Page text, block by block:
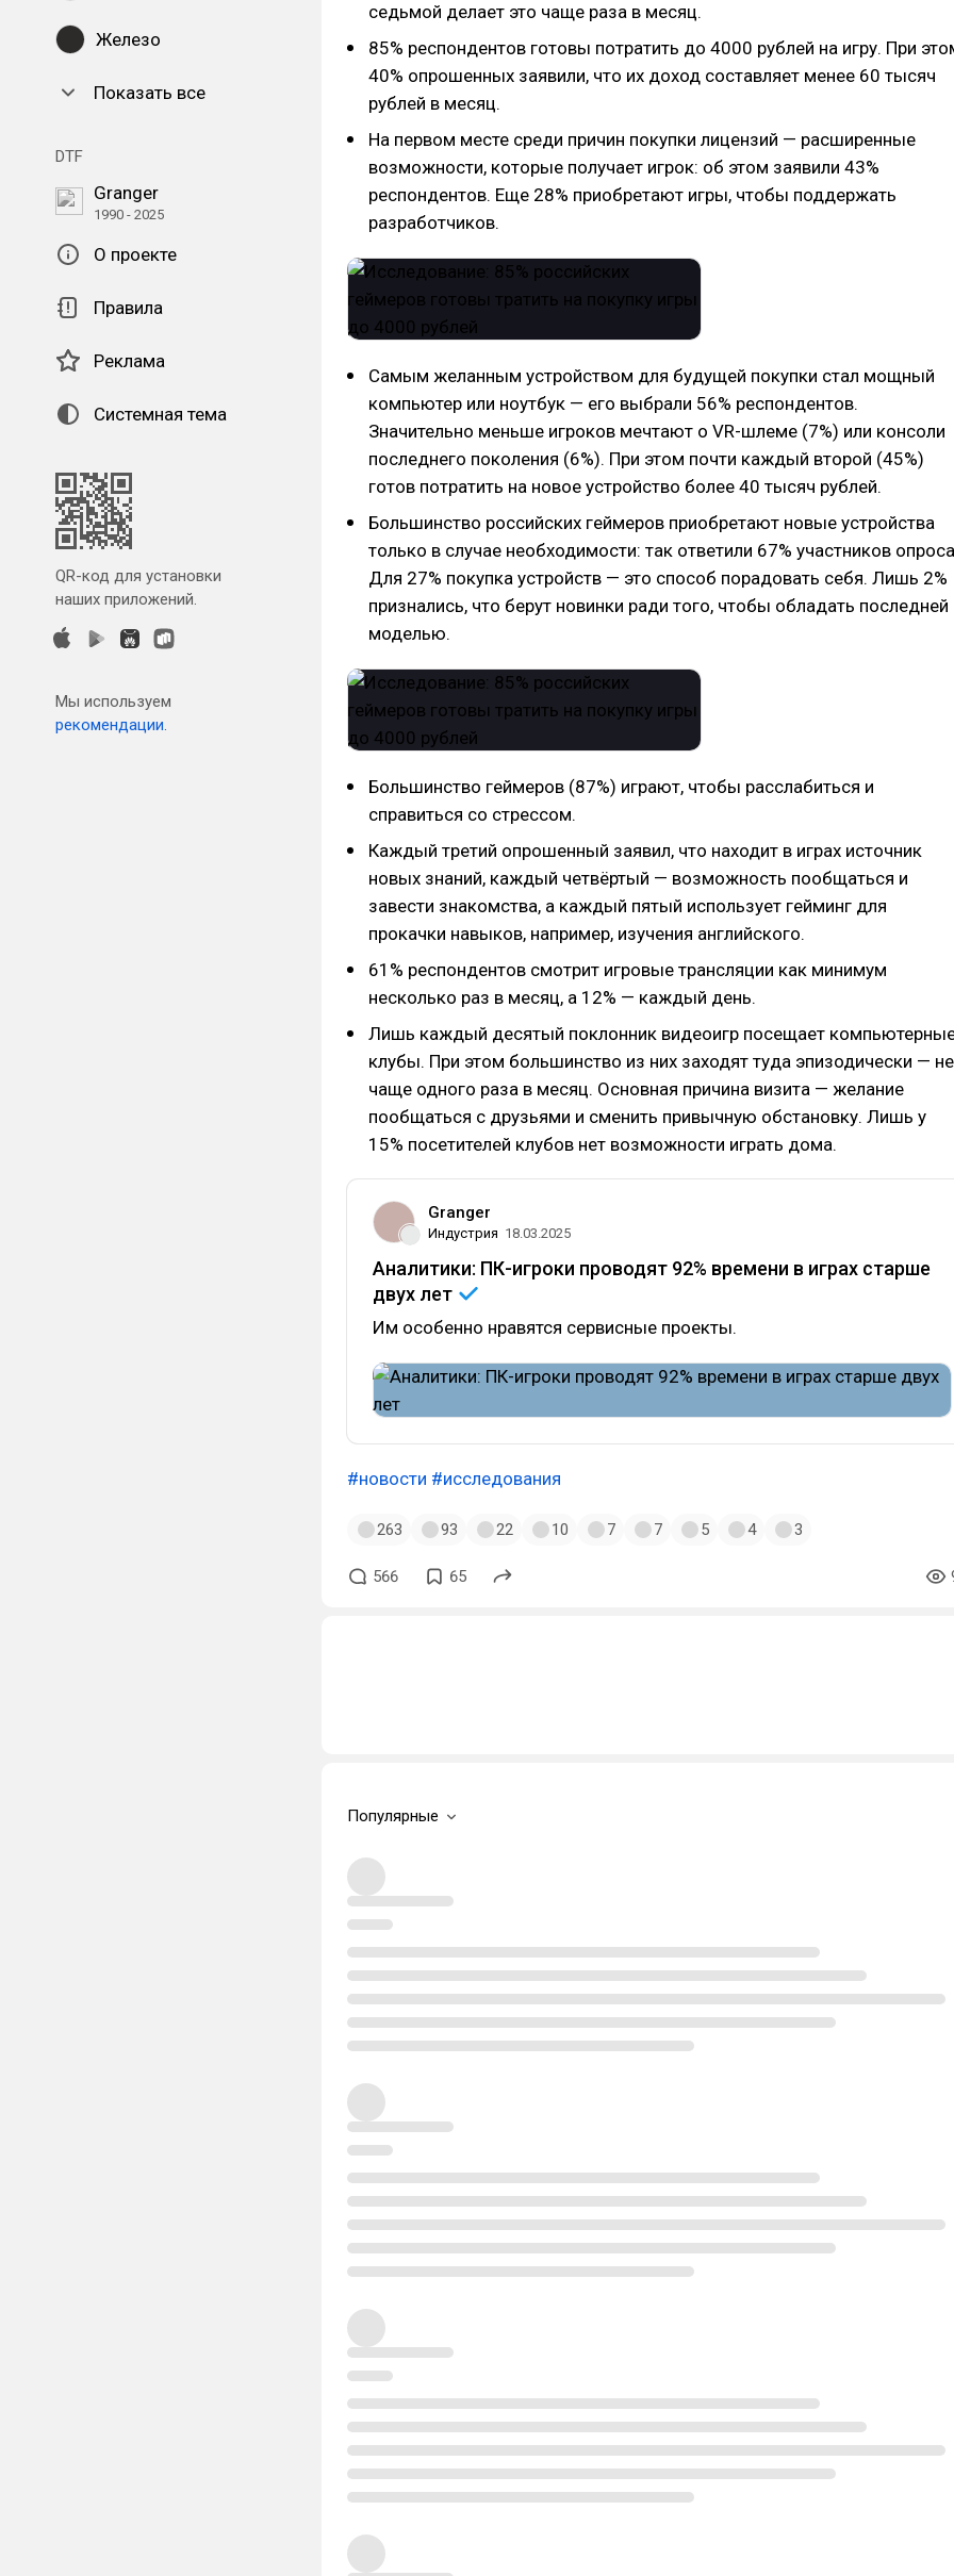
Железо
Показать все
DTF
Granger
1990 - 2025
О проекте
Правила
Реклама
Системная тема
QR-код для установки
наших приложений.
Мы используем
рекомендации.
седьмой делает это чаще раза в месяц.
85% респондентов готовы потратить до 4000 рублей на игру. При
40% опрошенных заявили, что их доход составляет менее 60 тысяч
рублей в месяц.
На первом месте среди причин покупки лицензий — расширенные
возможности, которые получает игрок: об этом заявили 43%
респондентов. Еще 28% приобретают игры, чтобы поддержать
разработчиков.
Самым желанным устройством для будущей покупки стал мощный
компьютер или ноутбук — его выбрали 56% респондентов.
Значительно меньше игроков мечтают о VR-шлеме (7%) или консоли
последнего поколения (6%). При этом почти каждый второй (45%)
готов потратить на новое устройство более 40 тысяч рублей.
Большинство российских геймеров приобретают новые устройства
только в случае необходимости: так ответили 67% участников
Для 27% покупка устройств — это способ порадовать себя. Лишь 2%
признались, что берут новинки ради того, чтобы обладать последней
моделью.
Большинство геймеров (87%) играют, чтобы расслабиться и
справиться со стрессом.
Каждый третий опрошенный заявил, что находит в играх источник
новых знаний, каждый четвёртый — возможность пообщаться и
завести знакомства, а каждый пятый использует гейминг для
прокачки навыков, например, изучения английского.
61% респондентов смотрит игровые трансляции как минимум
несколько раз в месяц, а 12% — каждый день.
Лишь каждый десятый поклонник видеоигр посещает
клубы. При этом большинство из них заходят туда эпизодически — не
чаще одного раза в месяц. Основная причина визита — желание
пообщаться с друзьями и сменить привычную обстановку. Лишь у
15% посетителей клубов нет возможности играть дома.
Granger
Индустрия 18.03.2025
Аналитики: ПК-игроки проводят 92% времени в играх старше
двух лет
Им особенно нравятся сервисные проекты.
#новости #исследования
263 93 22 10 7 7 5 4 3
566 65
Популярные